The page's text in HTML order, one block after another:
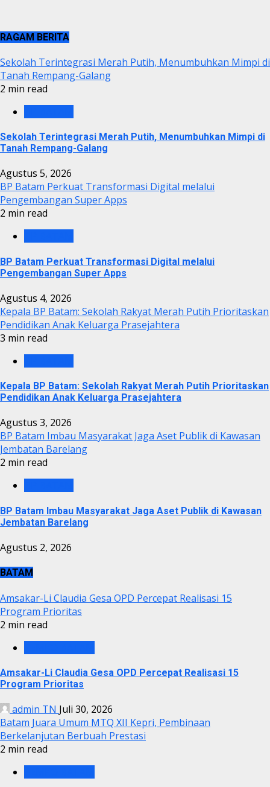
RAGAM BERITA
Sekolah Terintegrasi Merah Putih, Menumbuhkan Mimpi di
Tanah Rempang-Galang
2 min read
Sekolah Terintegrasi Merah Putih, Menumbuhkan Mimpi di
Tanah Rempang-Galang
Agustus 5, 2026
BP Batam Perkuat Transformasi Digital melalui
Pengembangan Super Apps
2 min read
BP Batam Perkuat Transformasi Digital melalui
Pengembangan Super Apps
Agustus 4, 2026
Kepala BP Batam: Sekolah Rakyat Merah Putih Prioritaskan
Pendidikan Anak Keluarga Prasejahtera
3 min read
Kepala BP Batam: Sekolah Rakyat Merah Putih Prioritaskan
Pendidikan Anak Keluarga Prasejahtera
Agustus 3, 2026
BP Batam Imbau Masyarakat Jaga Aset Publik di Kawasan
Jembatan Barelang
2 min read
BP Batam Imbau Masyarakat Jaga Aset Publik di Kawasan
Jembatan Barelang
Agustus 2, 2026
BATAM
Amsakar-Li Claudia Gesa OPD Percepat Realisasi 15
Program Prioritas
2 min read
Amsakar-Li Claudia Gesa OPD Percepat Realisasi 15
Program Prioritas
admin TN Juli 30, 2026
Batam Juara Umum MTQ XII Kepri, Pembinaan
Berkelanjutan Berbuah Prestasi
2 min read